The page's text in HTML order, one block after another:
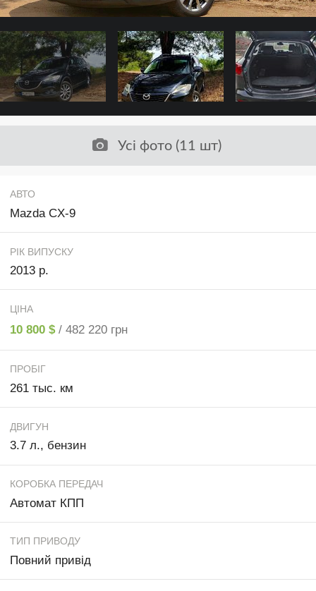
Усі фото (11 шт)
АВТО
Mazda CX-9
РІК ВИПУСКУ
2013 р.
ЦІНА
10 800 $ / 482 220 грн
ПРОБІГ
261 тыс. км
ДВИГУН
3.7 л., бензин
КОРОБКА ПЕРЕДАЧ
Автомат КПП
ТИП ПРИВОДУ
Повний привід